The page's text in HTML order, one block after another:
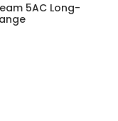
5AC Long-